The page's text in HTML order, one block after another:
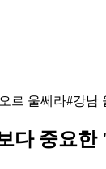
르 울쎄라#강남
다 중요